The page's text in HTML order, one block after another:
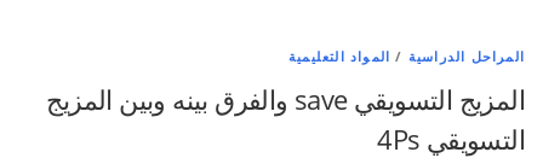
المراحل الدراسية / المواد التعليمية
المزيج التسويقي save والفرق بينه وبين المزيج
التسويقي 4Ps